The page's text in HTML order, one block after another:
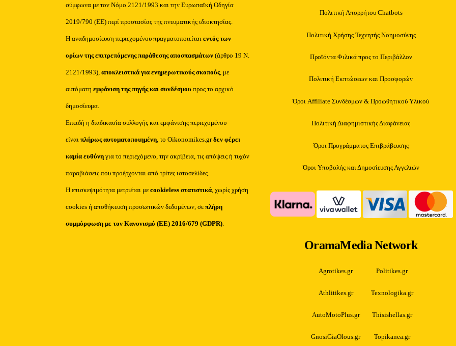
σύμφωνα με τον Νόμο 2121/1993 και την Ευρωπαϊκή Οδηγία
2019/790 (ΕΕ) περί προστασίας της πνευματικής ιδιοκτησίας.
Η αναδημοσίευση περιεχομένου πραγματοποιείταιεντός των
ορίων της επιτρεπόμενης παράθεσης αποσπασμάτων (άρθρο 19 Ν.
2121/1993), αποκλειστικά για ενημερωτικούς σκοπούς, με
αυτόματηεμφάνιση της πηγής και συνδέσμου προς το αρχικό
δημοσίευμα.
Επειδή η διαδικασία συλλογής και εμφάνισης περιεχομένου
είναιπλήρως αυτοματοποιημένη , το Oikonomikes.grδεν φέρει
καμία ευθύνη για το περιεχόμενο, την ακρίβεια, τις απόψεις ή τυχόν
παραβιάσεις που προέρχονται από τρίτες ιστοσελίδες.
Η επισκεψιμότητα μετριέται μεcookieless στατιστικά , χωρίς χρήση
cookies ή αποθήκευση προσωπικών δεδομένων, σεπλήρη
συμμόρφωση με τον Κανονισμό (ΕΕ) 2016/679 (GDPR)
Πολιτική Απορρήτου Chatbots
Πολιτική Χρήσης Τεχνητής Νοημοσύνης
Προϊόντα Φιλικά προς το Περιβάλλον
Πολιτική Εκπτώσεων και Προσφορών
Όροι Affiliate Συνδέσμων & Προωθητικού Υλικού
Πολιτική Διαφημιστικής Διαφάνειας
Όροι Προγράμματος Επιβράβευσης
Όροι Υποβολής και Δημοσίευσης Αγγελιών
OramaMedia Network
Agrotikes.gr Politikes.gr
Athlitikes.gr Texnologika.gr
AutoMotoPlus.gr Thisishellas.gr
GnosiGiaOlous.gr Topikanea.gr